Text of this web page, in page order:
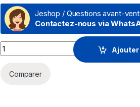
Jeshop / Questions avant-
Contactez-nous via
Prix Téléphone IP Wi-Fi sans fil 2
Ajouter
Comparer